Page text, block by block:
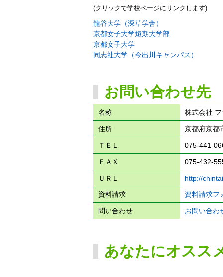
(クリックで学校ページにリンクします)
龍谷大学（深草学舎）
京都女子大学短期大学部
京都女子大学
同志社大学（今出川キャンパス）
お問い合わせ先
名称 株式会社
住所 京都府京都
ＴＥＬ 075-441-
ＦＡＸ 075-432-
ＵＲＬ http://
資料請求 資料請求フ
問い合わせ お問い合わ
あなたにオスス